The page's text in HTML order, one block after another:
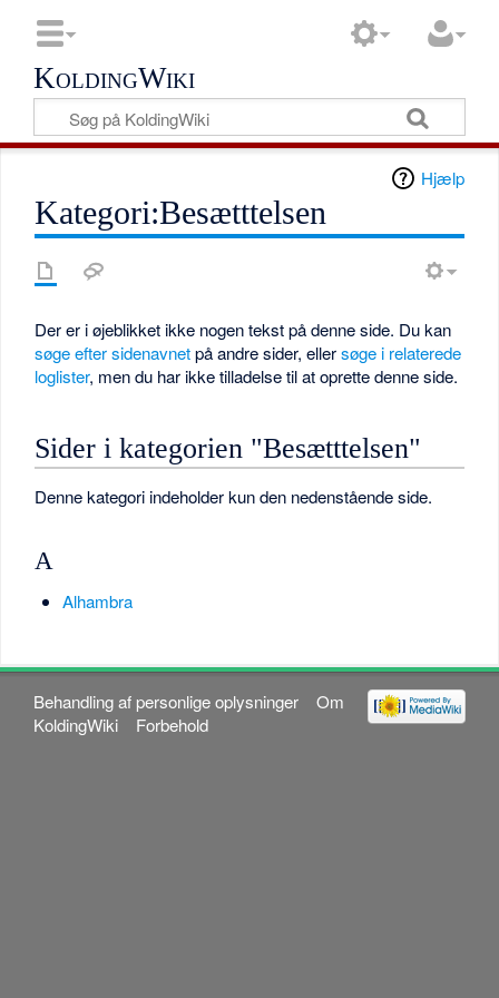
KoldingWiki
Hjælp
Kategori:Besætttelsen
Der er i øjeblikket ikke nogen tekst på denne side. Du kan
søge efter sidenavnetpå andre sider, ellersøge i relaterede
loglister, men du har ikke tilladelse til at oprette denne side.
Sider i kategorien "Besætttelsen"
Denne kategori indeholder kun den nedenstående side.
A
Alhambra
Behandling af personlige oplysninger
Om
KoldingWiki
Forbehold